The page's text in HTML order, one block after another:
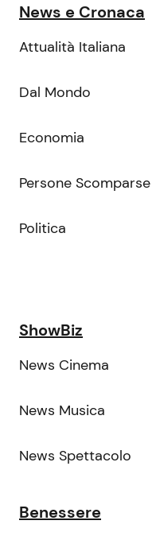
News e Cronaca
Attualità Italiana
Dal Mondo
Economia
Persone Scomparse
Politica
ShowBiz
News Cinema
News Musica
News Spettacolo
Benessere